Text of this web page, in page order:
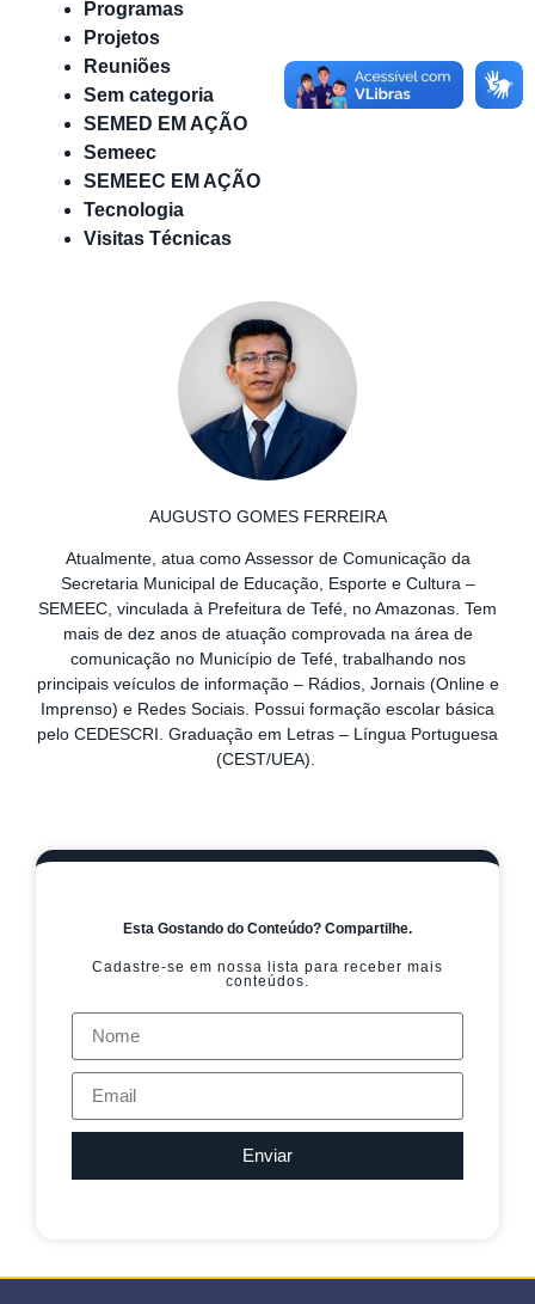
Programas
Projetos
Reuniões
Sem categoria
SEMED EM AÇÃO
Semeec
SEMEEC EM AÇÃO
Tecnologia
Visitas Técnicas
AUGUSTO GOMES FERREIRA
Atualmente, atua como Assessor de Comunicação da
Secretaria Municipal de Educação, Esporte e Cultura –
SEMEEC, vinculada à Prefeitura de Tefé, no Amazonas. Tem
mais de dez anos de atuação comprovada na área de
comunicação no Município de Tefé, trabalhando nos
principais veículos de informação – Rádios, Jornais (Online e
Imprenso) e Redes Sociais. Possui formação escolar básica
pelo CEDESCRI. Graduação em Letras – Língua Portuguesa
(CEST/UEA).
Esta Gostando do Conteúdo? Compartilhe.
Cadastre-se em nossa lista para receber mais
conteúdos.
Enviar